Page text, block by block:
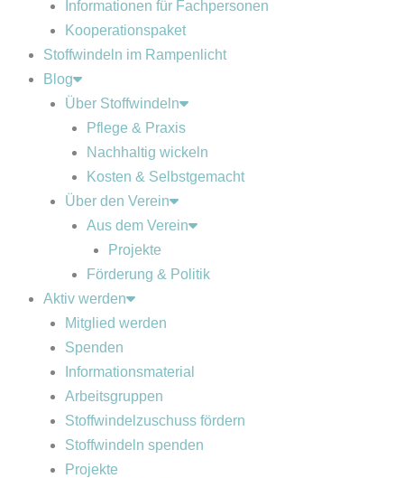
Informationen für Fachpersonen
Kooperationspaket
Stoffwindeln im Rampenlicht
Blog
Über Stoffwindeln
Pflege & Praxis
Nachhaltig wickeln
Kosten & Selbstgemacht
Über den Verein
Aus dem Verein
Projekte
Förderung & Politik
Aktiv werden
Mitglied werden
Spenden
Informationsmaterial
Arbeitsgruppen
Stoffwindelzuschuss fördern
Stoffwindeln spenden
Projekte